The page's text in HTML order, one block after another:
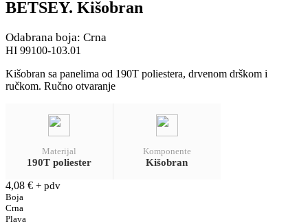
BETSEY. Kišobran
Odabrana boja: Crna
HI 99100-103.01
Kišobran sa panelima od 190T poliestera, drvenom drškom i
ručkom. Ručno otvaranje
Materijal
190T poliester
Komponente
Kišobran
4,08 € + pdv
Boja
Crna
Plava